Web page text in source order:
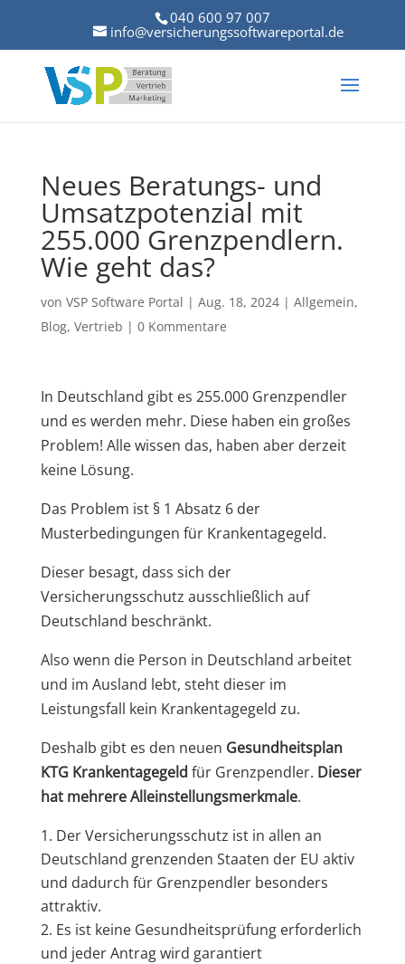
040 600 97 007
info@versicherungssoftwareportal.de
Neues Beratungs- und
Umsatzpotenzial mit
255.000 Grenzpendlern.
Wie geht das?
von VSP Software Portal | Aug. 18, 2024| Allgemein,
Blog, Vertrieb | 0 Kommentare
In Deutschland gibt es 255.000 Grenzpendler
und es werden mehr. Diese haben ein großes
Problem! Alle wissen das, haben aber derzeit
keine Lösung.
Das Problem ist § 1 Absatz 6 der
Musterbedingungen für Krankentagegeld.
Dieser besagt, dass sich der
Versicherungsschutz ausschließlich auf
Deutschland beschränkt.
Also wenn die Person in Deutschland arbeitet
und im Ausland lebt, steht dieser im
Leistungsfall kein Krankentagegeld zu.
Deshalb gibt es den neuen Gesundheitsplan
KTG Krankentagegeld für Grenzpendler. Dieser
hat mehrere Alleinstellungsmerkmale.
Der Versicherungsschutz ist in allen an
Deutschland grenzenden Staaten der EU aktiv
und dadurch für Grenzpendler besonders
attraktiv.
Es ist keine Gesundheitsprüfung erforderlich
und jeder Antrag wird garantiert